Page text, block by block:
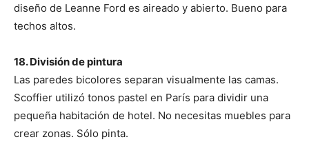
diseño de Leanne Ford es aireado y abierto. Bueno para
techos altos.
18. División de pintura
Las paredes bicolores separan visualmente las camas.
Scoffier utilizó tonos pastel en París para dividir una
pequeña habitación de hotel. No necesitas muebles para
crear zonas. Sólo pinta.